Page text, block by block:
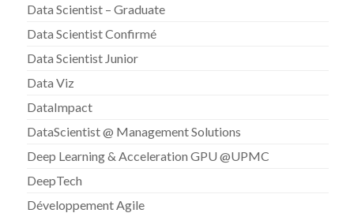
Data Scientist – Graduate
Data Scientist Confirmé
Data Scientist Junior
Data Viz
DataImpact
DataScientist @ Management Solutions
Deep Learning & Acceleration GPU @UPMC
DeepTech
Développement Agile